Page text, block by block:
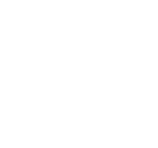
בנוי מחמישה
– כך שככל הנראה
הקרוב.